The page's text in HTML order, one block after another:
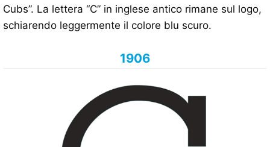
Cubs”. La lettera “C” in inglese antico rimane sul logo,
schiarendo leggermente il colore blu scuro.
1906